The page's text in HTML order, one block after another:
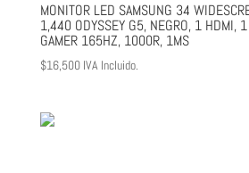
MONITOR LED SAMSUNG 34
1,440 ODYSSEY G5, NEGRO, 1 HDMI, 1
GAMER 165HZ, 1000R, 1MS
$16,500 IVA Incluido.